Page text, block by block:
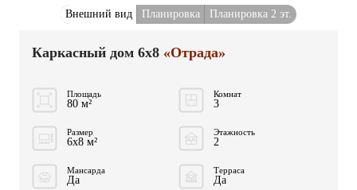
Внешний вид Планировка Планировка 2 эт.
Каркасный дом 6x8 «Отрада»
Площадь
80 м²
Комнат
3
Размер
6x8 м²
Этажность
2
Мансарда
Да
Терраса
Да